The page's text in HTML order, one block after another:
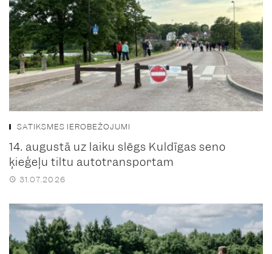
SATIKSMES IEROBEŽOJUMI
14. augustā uz laiku slēgs Kuldīgas seno
ķieģeļu tiltu autotransportam
31.07.2026